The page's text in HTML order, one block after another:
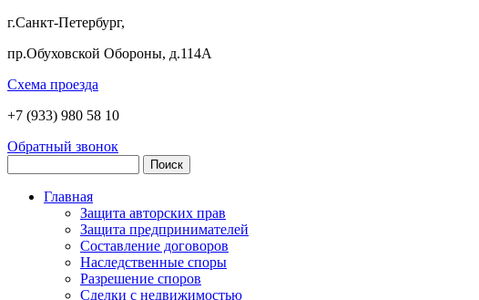
г.Санкт-Петербург,
пр.Обуховской Обороны, д.114А
Схема проезда
+7 (933) 980 58 10
Обратный звонок
Главная
Защита авторских прав
Защита предпринимателей
Составление договоров
Наследственные споры
Разрешение споров
Сделки с недвижимостью